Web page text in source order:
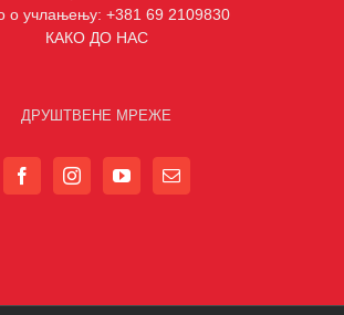
о учлањењу: +381 69 2109830
КАКО ДО НАС
ДРУШТВЕНЕ МРЕЖЕ